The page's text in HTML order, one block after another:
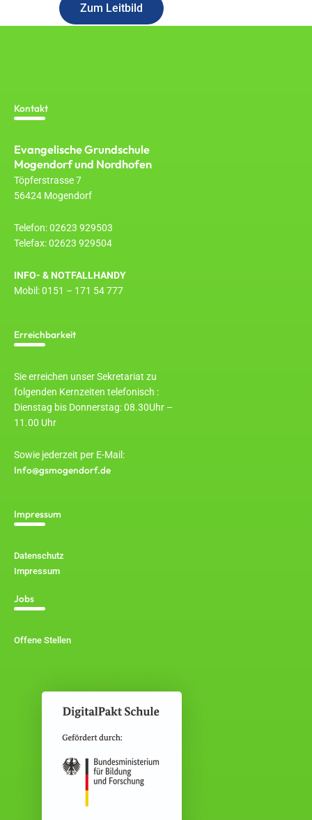
Zum Leitbild
Kontakt
Evangelische Grundschule
Mogendorf und Nordhofen
Töpferstrasse 7
56424 Mogendorf
Telefon: 02623 929503
Telefax: 02623 929504
INFO- & NOTFALLHANDY
Mobil: 0151 – 171 54 777
Erreichbarkeit
Sie erreichen unser Sekretariat zu
folgenden Kernzeiten telefonisch :
Dienstag bis Donnerstag: 08.30Uhr –
11.00 Uhr
Sowie jederzeit per E-Mail:
Info@gsmogendorf.de
Impressum
Datenschutz
Impressum
Jobs
Offene Stellen